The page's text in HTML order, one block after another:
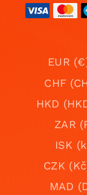
EUR
CHF
HKD
ZAR
ISK
CZK
MAD